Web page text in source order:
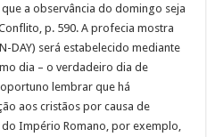
a observância do domingo seja
p. 590. A profecia mostra
DAY) será estabelecido mediante
dia – o verdadeiro dia de
lembrar que há
aos cristãos por causa de
Império Romano, por exemplo,